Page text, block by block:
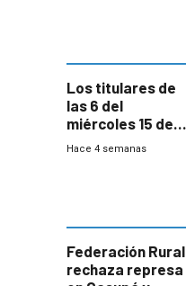
Los titulares de
las 6 del
miércoles 15 de
julio de 2026
Hace 4 semanas
Federación Rural
rechaza represa